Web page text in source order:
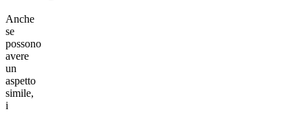
Anche
se
possono
avere
un
aspetto
simile,
i